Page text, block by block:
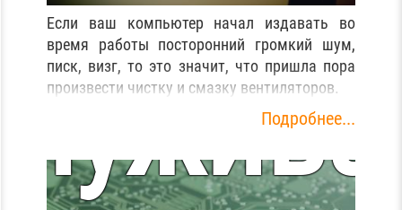
Если ваш компьютер начал издавать во
время работы посторонний громкий шум,
писк, визг, то это значит, что пришла пора
произвести чистку и смазку вентиляторов.
Подробнее...